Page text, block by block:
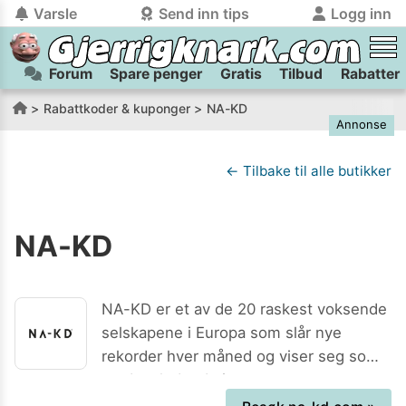
Varsle Send inn tips Logg inn
tilbake
Logg inn på Gjerrigknark.com:
helt gratispå
tilbake
Send inn tips:
Har du et tips til meg? Jeg premierer de beste tipsene med
Kamera
Velg bilde
PS:
Vil du være med i tipsekonkurransen kan du oppgi
kontaktdetaljer i neste steg.
Forum Spare penger Gratis Tilbud Rabatter
Rabattkoder & kuponger NA-KD
Annonse
← Tilbake til alle butikker
NA-KD
NA-KD er et av de 20 raskest voksende
selskapene i Europa som slår nye
rekorder hver måned og viser seg som
verdensledende innen mote og